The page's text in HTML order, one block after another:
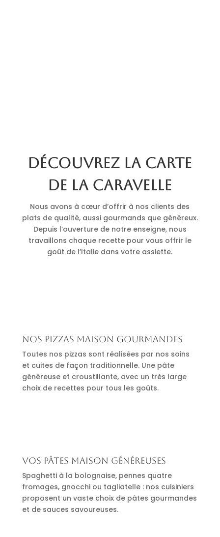
Découvrez la carte
de La Caravelle
Nous avons à cœur d’offrir à nos clients des
plats de qualité, aussi gourmands que généreux.
Depuis l’ouverture de notre enseigne, nous
travaillons chaque recette pour vous offrir le
goût de l’Italie dans votre assiette.
Nos pizzas maison gourmandes
Toutes nos pizzas sont réalisées par nos soins
et cuites de façon traditionnelle. Une pâte
généreuse et croustillante, avec un très large
choix de recettes pour tous les goûts.
Vos pâtes maison généreuses
Spaghetti à la bolognaise, pennes quatre
fromages, gnocchi ou tagliatelle : nos cuisiniers
proposent un vaste choix de pâtes gourmandes
et de sauces savoureuses.